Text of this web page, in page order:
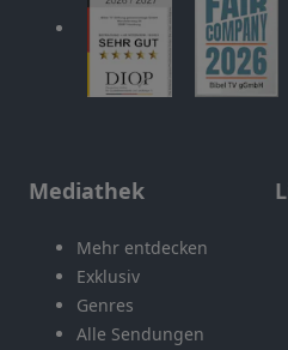
Mediathek
Mehr entdecken
Exklusiv
Genres
Alle Sendungen